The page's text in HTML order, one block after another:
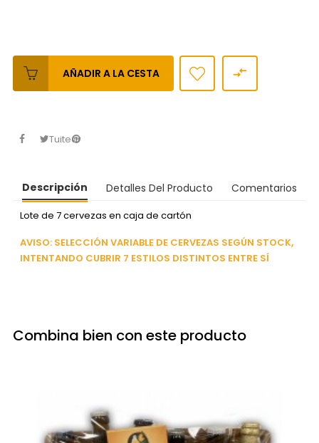
AÑADIR A LA CESTA 
Tuitear
Descripción Detalles Del Producto Comentarios
Lote de 7 cervezas en caja de cartón
AVISO: SELECCIÓN VARIABLE DE CERVEZAS SEGÚN STOCK,
INTENTANDO CUBRIR 7 ESTILOS DISTINTOS ENTRE SÍ
Combina bien con este producto